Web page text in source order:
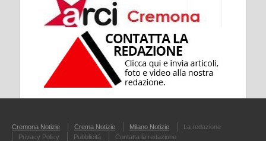
Cremona Notizie Crema Notizie Milano Notizie
La redazione
Privacy Policy
Pubblicità Contatta la redazione